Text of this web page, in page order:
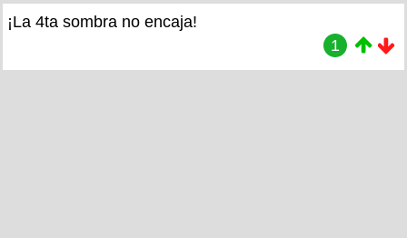
¡La 4ta sombra no encaja!
1